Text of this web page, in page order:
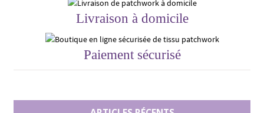
Livraison à domicile
Paiement sécurisé